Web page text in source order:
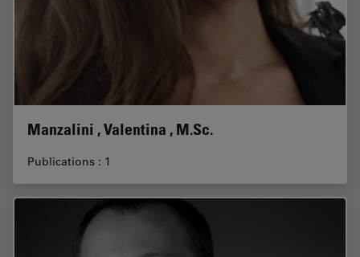
Manzalini , Valentina , M.Sc.
Publications : 1